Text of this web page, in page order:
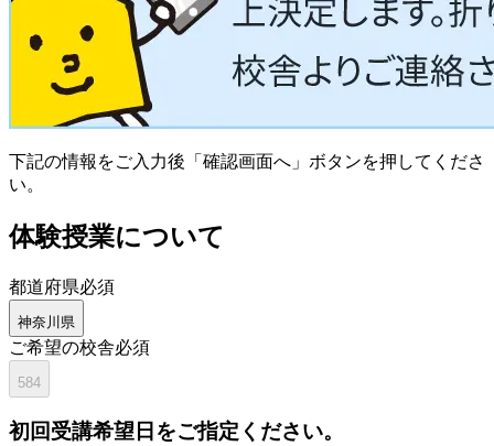
下記の情報をご入力後「確認画面へ」ボタンを押してくださ
い。
体験授業について
都道府県必須
神奈川県
ご希望の校舎必須
584
初回受講希望日をご指定ください。